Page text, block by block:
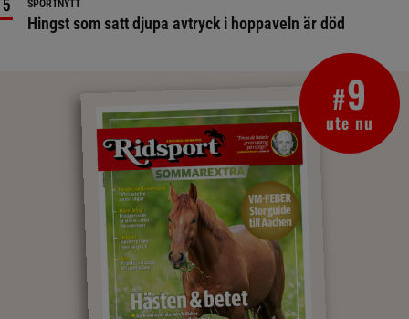
SPORTNYTT
Hingst som satt djupa avtryck i hoppaveln är död
#9
ute nu